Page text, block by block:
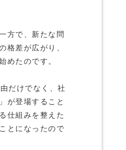
方で、新たな問
格差が広がり、
めたのです。
だけでなく、社
が登場すること
仕組みを整えた
とになったので